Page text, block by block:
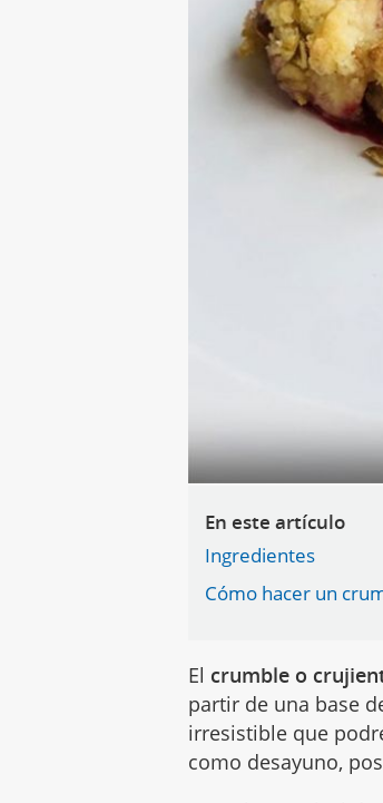
En este artículo
Ingredientes
Cómo hacer un
El crumble o
partir de una base
irresistible que
como desayuno,